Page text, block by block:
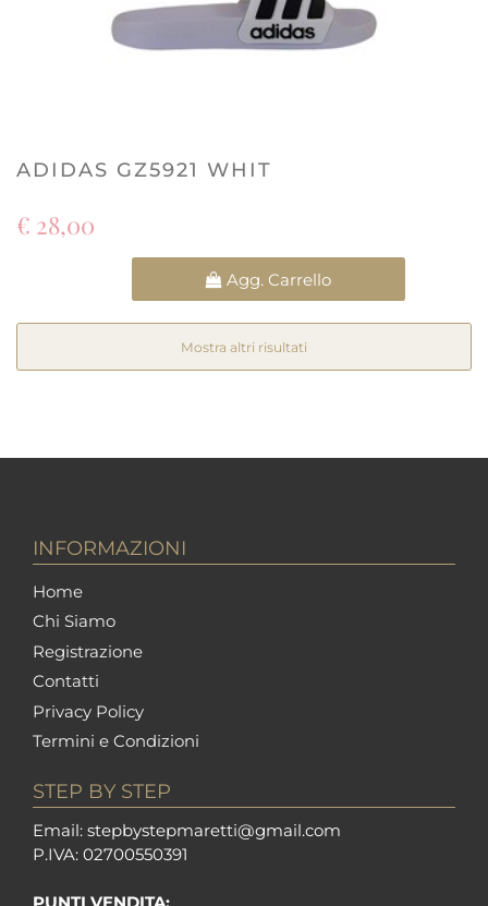
ADIDAS GZ5921 WHIT
€ 28,00
Agg. Carrello
Mostra altri risultati
INFORMAZIONI
Home
Chi Siamo
Registrazione
Contatti
Privacy Policy
Termini e Condizioni
STEP BY STEP
Email: stepbystepmaretti@gmail.com
P.IVA: 02700550391